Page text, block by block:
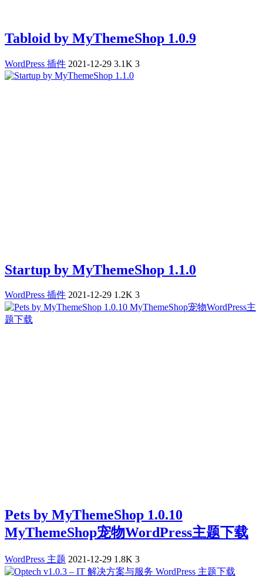
Tabloid by MyThemeShop 1.0.9
WordPress 插件 2021-12-29 3.1K 3
Startup by MyThemeShop 1.1.0
WordPress 插件 2021-12-29 1.2K 3
Pets by MyThemeShop 1.0.10
MyThemeShop宠物WordPress主题下载
WordPress 主题 2021-12-29 1.8K 3